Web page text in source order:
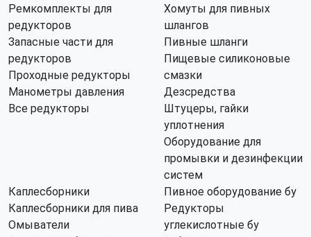
Ремкомплекты для
редукторов
Запасные части для
редукторов
Проходные редукторы
Манометры давления
Все редукторы
Хомуты для пивных
шлангов
Пивные шланги
Пищевые силиконовые
смазки
Дезсредства
Штуцеры, гайки
уплотнения
Оборудование для
промывки и дезинфекции
систем
Каплесборники
Каплесборники для пива
Омыватели
Пивное оборудование бу
Редукторы
углекислотные бу